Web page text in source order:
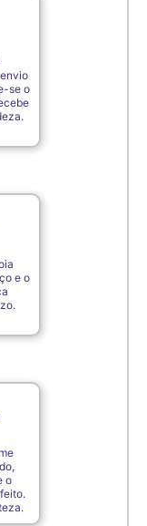
35
o padrão ABNT
se o
e o
o